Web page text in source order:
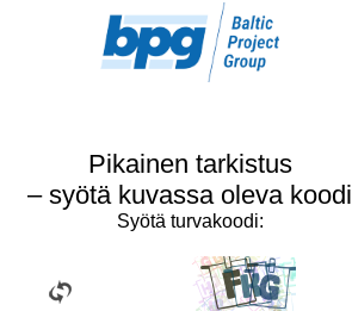
Pikainen tarkistus
– syötä kuvassa oleva koodi
Syötä turvakoodi: